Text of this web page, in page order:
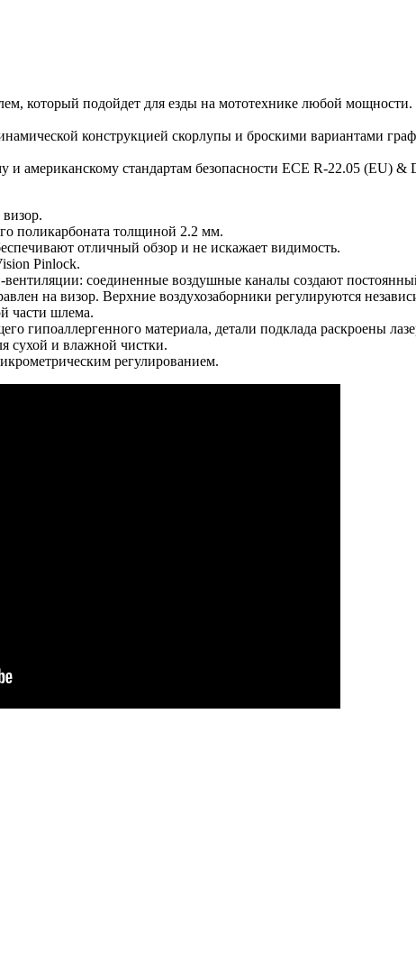
который подойдет для езды на мототехнике любой мощности.
конструкцией скорлупы и броскими вариантами
американскому стандартам безопасности ECE R-22.05 (EU) &
поликарбоната толщиной 2.2 мм.
отличный обзор и не искажает видимость.
Pinlock.
соединенные воздушные каналы создают
на визор. Верхние воздухозаборники регулируются
части шлема.
гипоаллергенного материала, детали подклада раскроены
сухой и влажной чистки.
регулированием.